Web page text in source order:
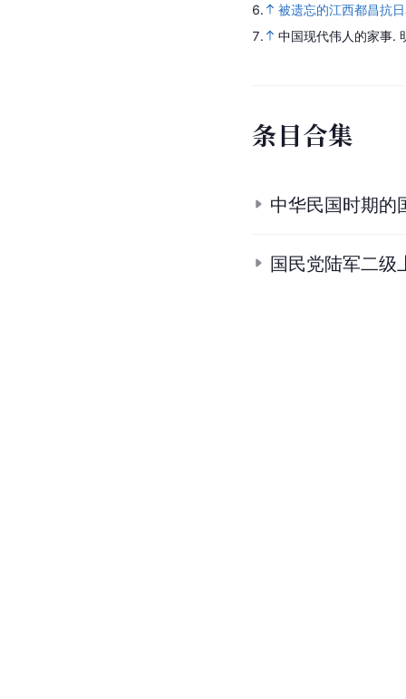
6.
被遗忘的江西都昌抗
7.
中国现代伟人的家事.
条目合集
中华民国时期的
国民党陆军二级